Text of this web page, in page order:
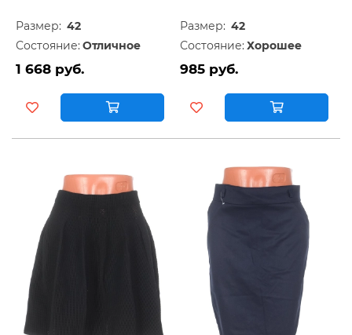
Размер: 42
Состояние: Отличное
1 668 руб.
Размер: 42
Состояние: Хорошее
985 руб.